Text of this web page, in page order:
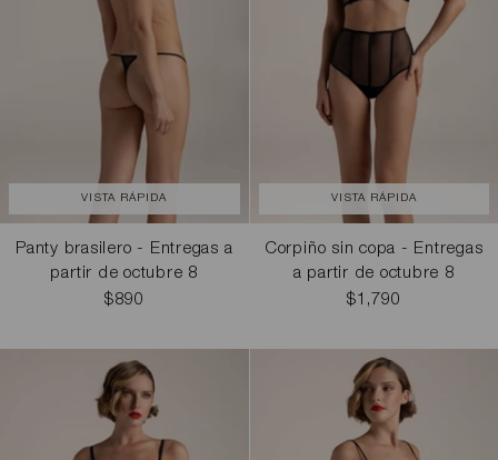
VISTA RÁPIDA
Panty brasilero - Entregas a
partir de octubre 8
$890
VISTA RÁPIDA
Corpiño sin copa - Entregas
a partir de octubre 8
$1,790